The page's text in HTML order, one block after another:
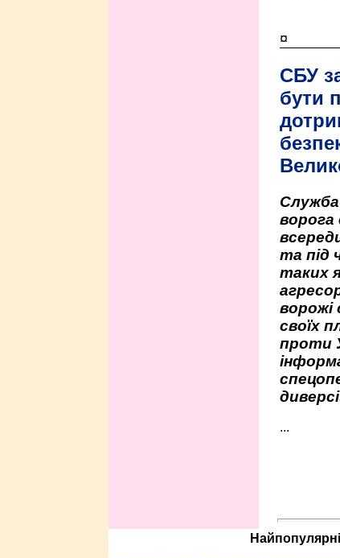
¤
СБУ
бути
Служба
ворога
та під
таких
ворожі
своїх
проти
...